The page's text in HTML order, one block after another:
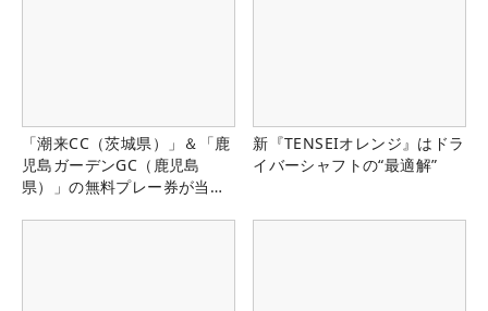
「潮来CC（茨城県）」＆「鹿
児島ガーデンGC（鹿児島
県）」の無料プレー券が当た
新『TENSEIオレンジ』はドラ
イバーシャフトの“最適解”